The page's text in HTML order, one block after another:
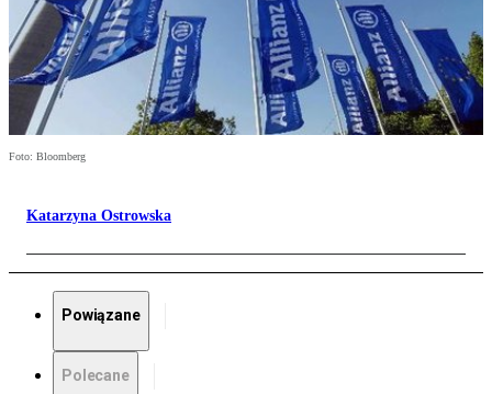
Foto: Bloomberg
Katarzyna Ostrowska
Powiązane
Polecane